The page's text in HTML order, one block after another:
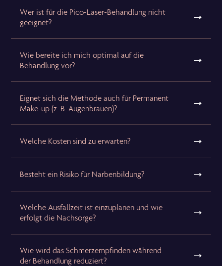
Wer ist für die Pico-Laser-Behandlung nicht
geeignet?
Wie bereite ich mich optimal auf die
Behandlung vor?
Eignet sich die Methode auch für Permanent
Make-up (z. B. Augenbrauen)?
Welche Kosten sind zu erwarten?
Besteht ein Risiko für Narbenbildung?
Welche Ausfallzeit ist einzuplanen und wie
erfolgt die Nachsorge?
Wie wird das Schmerzempfinden während
der Behandlung reduziert?